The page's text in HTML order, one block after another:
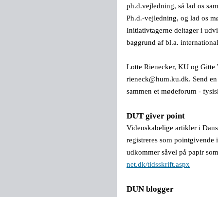
ph.d.vejledning, så lad os
Ph.d.-vejledning, og lad os
Initiativtagerne deltager i
baggrund af bl.a.
Lotte Rienecker, KU og
rieneck@hum.ku.dk. Send
sammen et mødeforum -
DUT giver point
Videnskabelige artikler i
registreres som
udkommer såvel på papir
net.dk/tidsskrift.aspx
DUN blogger